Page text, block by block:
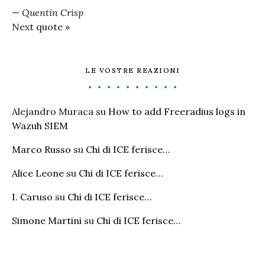
— Quentin Crisp
Next quote »
LE VOSTRE REAZIONI
Alejandro Muraca su How to add Freeradius logs in
Wazuh SIEM
Marco Russo su Chi di ICE ferisce…
Alice Leone su Chi di ICE ferisce…
I. Caruso su Chi di ICE ferisce…
Simone Martini su Chi di ICE ferisce…